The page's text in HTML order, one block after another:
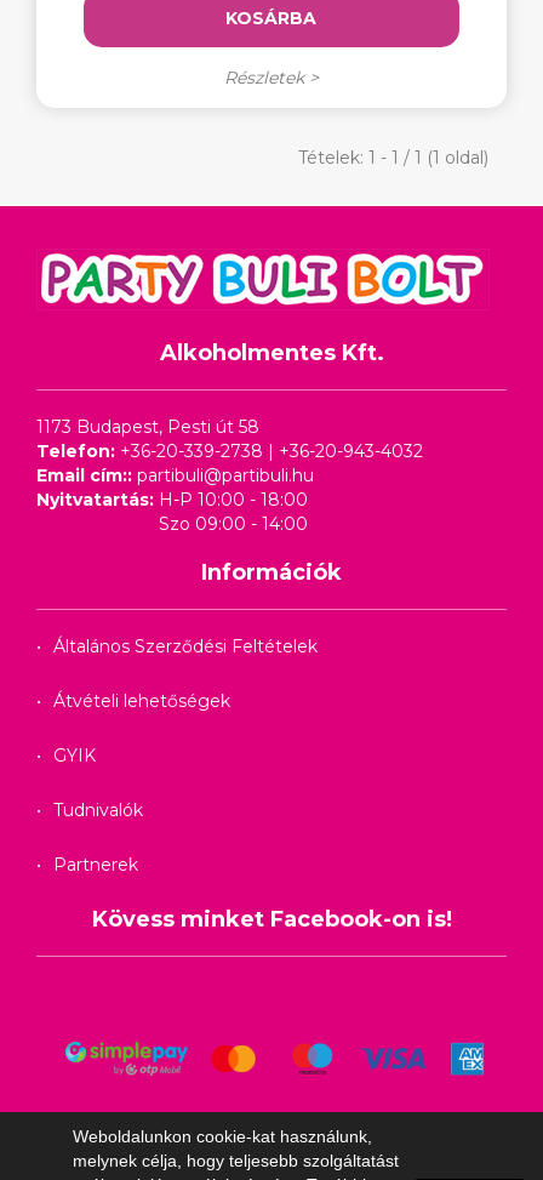
KOSÁRBA
Részletek >
Tételek: 1 - 1 / 1 (1 oldal)
Alkoholmentes Kft.
1173 Budapest, Pesti út 58
Telefon: +36-20-339-2738 | +36-20-943-4032
Email cím:: partibuli@partibuli.hu
Nyitvatartás: H-P 10:00 - 18:00
Szo 09:00 - 14:00
Információk
Általános Szerződési Feltételek
Átvételi lehetőségek
GYIK
Tudnivalók
Partnerek
Kövess minket Facebook-on is!
Weboldalunkon cookie-kat használunk,
melynek célja, hogy teljesebb szolgáltatást